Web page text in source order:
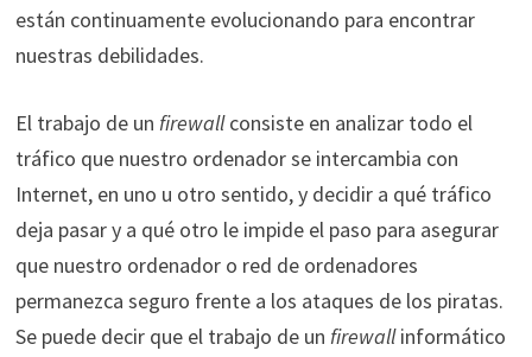
están continuamente evolucionando para encontrar
nuestras debilidades.
El trabajo de un firewallconsiste en analizar todo el
tráfico que nuestro ordenador se intercambia con
Internet, en uno u otro sentido, y decidir a qué tráfico
deja pasar y a qué otro le impide el paso para asegurar
que nuestro ordenador o red de ordenadores
permanezca seguro frente a los ataques de los piratas.
Se puede decir que el trabajo de un firewallinformático